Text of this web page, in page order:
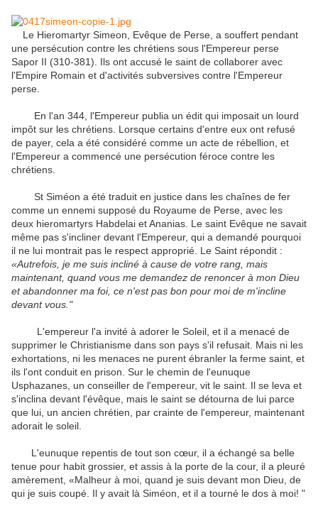
Le Hieromartyr Simeon Evêque de Perse a souffert pendant
une persécution contre les chrétiens sous l'Empereur perse
Sapor II (310-381) Ils ont accusé le saint de collaborer avec
l'Empire Romain et d'activités subversives contre l'Empereur
perse
En l'an 344 l'Empereur publia un édit qui imposait un lourd
impôt sur ​​les chrétiens Lorsque certains d'entre eux ont refusé
de payer, cela a été considéré comme un acte de rébellion et
l'Empereur a commencé une persécution féroce contre les
chrétiens
St Siméon a été traduit en justice dans les chaînes de fer
comme un ennemi supposé du Royaume de Perse avec les
deux hieromartyrs Habdelai etAnanias Le saint Evêque ne savait
même pas s'incliner devant l'Empereur, qui a demandé pourquoi
il ne lui montrait pas le respect approprié Le Saint répondit :
«Autrefois je me suis incliné à cause de votre rang mais
maintenant, quand vous me demandez de renoncer à mon Dieu
et abandonner ma foi, ce n'est pas bon pour moi de m'incline
devant vous ."
L'empereur l'a invité à adorer le Soleil et il a menacé de
supprimer le Christianisme dans son pays s'il refusait. Mais ni les
exhortations , ni les menaces ne purent ébranler la ferme saint et
ils l'ont conduit en prison Sur le chemin de l'eunuque
Usphazanes un conseiller de l'empereur, vit le saint Il se leva et
s'inclina devant l'évêque mais le saint se détourna de lui parce
que lui, un ancien chrétien par crainte de l'empereur, maintenant
adorait le soleil.
L'eunuque repentis de tout son cœur, il a échangé sa belle
tenue pour habit grossier, et assis à la porte de la cour, il a pleuré
amèrement «Malheur à moi quand je suis devant mon Dieu , de
qui je suis coupé Il y avait là Siméon et il a tourné le dos à moi! "